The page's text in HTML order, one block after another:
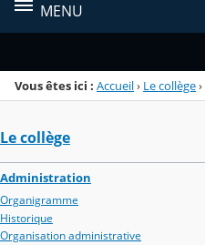
MENU
Vous êtes ici : Accueil› Le collège›
Le collège
Administration
Organigramme
Historique
Organisation administrative